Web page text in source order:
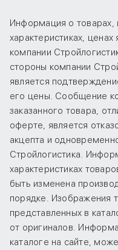
Информация о товарах,
характеристиках,
компании
стороны компании
является
его цены. Сообщение
заказанного товара,
оферте, является
акцепта и
Стройлогистика.
характеристиках
быть изменена
порядке. Изображения
представленных в
от оригиналов.
каталоге на сайте,